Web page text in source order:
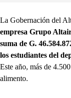
La Gobernación del
empresa Grupo
suma de G.
los estudiantes del
Este año, más de
alimento.